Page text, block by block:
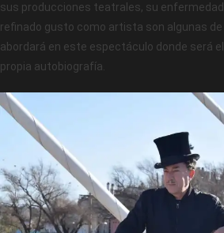
sus producciones teatrales, su
refinado gusto como artista son algunas
abordará en este espectáculo donde será
propia autobiografía.